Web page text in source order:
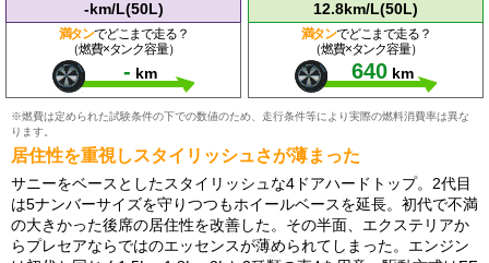
-km/L(50L)
満タンでどこまで走る？
（燃費×タンク容量）
- km
12.8km/L(50L)
満タンでどこまで走る？
（燃費×タンク容量）
640 km
※燃費は定められた試験条件の下での数値のため、走行条件等により実際の燃料消費率は異な
ります。
居住性を重視しスタイリッシュさが薄まった
サニーをベースとしたスタイリッシュな4ドアハードトップ。2代目
は5ナンバーサイズを守りつつもホイールベースを延長。初代で不満
の大きかった後席の居住性を改善した。その半面、エクステリアか
らプレセアならではのエッセンスが薄められてしまった。エンジン